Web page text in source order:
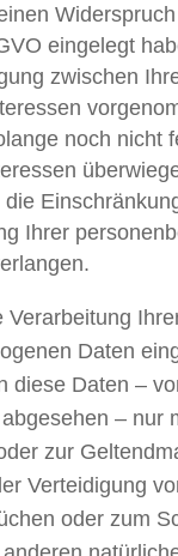
eingelegt
zwischen
noch nicht
Ihrer
Verarbeitung
Daten
diese Daten –
– nur
zur
Verteidigung
oder zum